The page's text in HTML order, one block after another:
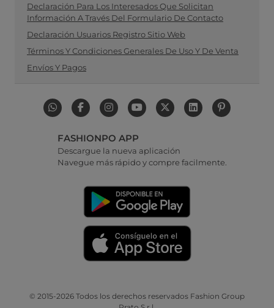
Declaración Para Los Interesados Que Solicitan
Información A Través Del Formulario De Contacto
Declaración Usuarios Registro Sitio Web
Términos Y Condiciones Generales De Uso Y De Venta
Envíos Y Pagos
FASHIONPO APP
Descargue la nueva aplicación
Navegue más rápido y compre facilmente.
© 2015-2026 Todos los derechos reservados Fashion Group